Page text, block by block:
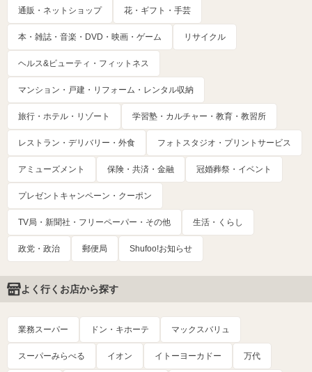
通販・ネットショップ 花・ギフト・手芸
本・雑誌・音楽・DVD・映画・ゲーム リサイクル
ヘルス&ビューティ・フィットネス
マンション・戸建・リフォーム・レンタル収納
旅行・ホテル・リゾート 学習塾・カルチャー・教育・教習所
レストラン・デリバリー・外食 フォトスタジオ・プリントサービス
アミューズメント 保険・共済・金融 冠婚葬祭・イベント
プレゼントキャンペーン・クーポン
TV局・新聞社・フリーペーパー・その他 生活・くらし
政党・政治 郵便局 Shufoo!お知らせ
よく行くお店から探す
業務スーパー ドン・キホーテ マックスバリュ
スーパーみらべる イオン イトーヨーカドー 万代